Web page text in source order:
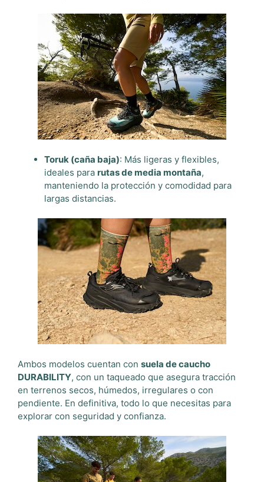
Toruk (caña baja): Más ligeras y flexibles,
ideales para rutas de media montaña,
manteniendo la protección y comodidad para
largas distancias.
Ambos modelos cuentan con suela de caucho
DURABILITY, con un taqueado que asegura tracción
en terrenos secos, húmedos, irregulares o con
pendiente. En definitiva, todo lo que necesitas para
explorar con seguridad y confianza.